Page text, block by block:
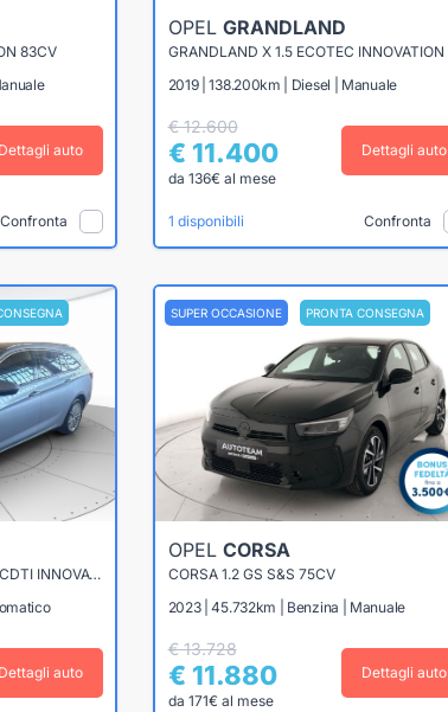
83CV
Dettagli auto
Confronta
OPEL GRANDLAND
2019 | 138.200km | Diesel | Manuale
€ 12.600
€ 11.400
da 136€ al mese
Dettagli auto
1 disponibili Confronta
ASTRA SPORTS TOURER 1.6 CDTI INNOVATION 136CV AUTO
Dettagli auto
SUPER OCCASIONE PRONTA CONSEGNA
OPEL CORSA
CORSA 1.2 GS S&S 75CV
2023 | 45.732km | Benzina | Manuale
€ 13.728
€ 11.880
da 171€ al mese
Dettagli auto